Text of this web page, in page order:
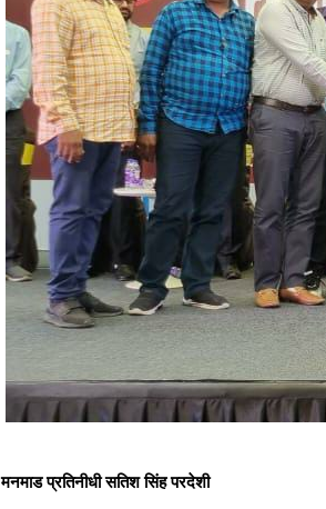
मनमाड प्रतिनीधी सतिश सिंह परदेशी